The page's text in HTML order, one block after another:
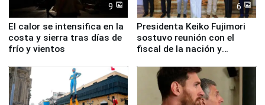
9
El calor se intensifica en la
costa y sierra tras días de
frío y vientos
6
Presidenta Keiko Fujimori
sostuvo reunión con el
fiscal de la nación y